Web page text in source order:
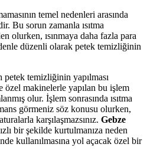
temel nedenleri arasında
Bu sorun zamanla ısıtma
olurken, ısınmaya daha fazla para
düzenli olarak petek temizliğinin
petek temizliğinin yapılması
makinelerle yapılan bu işlem
olur. İşlem sonrasında ısıtma
görmeniz söz konusu olurken,
karşılaşmazsınız. Gebze
bir şekilde kurtulmanıza neden
kullanılmasına yol açacak özel bir